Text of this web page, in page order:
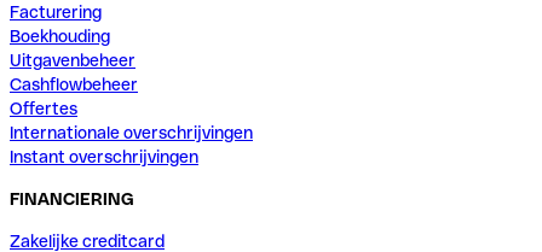
Facturering
Boekhouding
Uitgavenbeheer
Cashflowbeheer
Offertes
Internationale overschrijvingen
Instant overschrijvingen
FINANCIERING
Zakelijke creditcard